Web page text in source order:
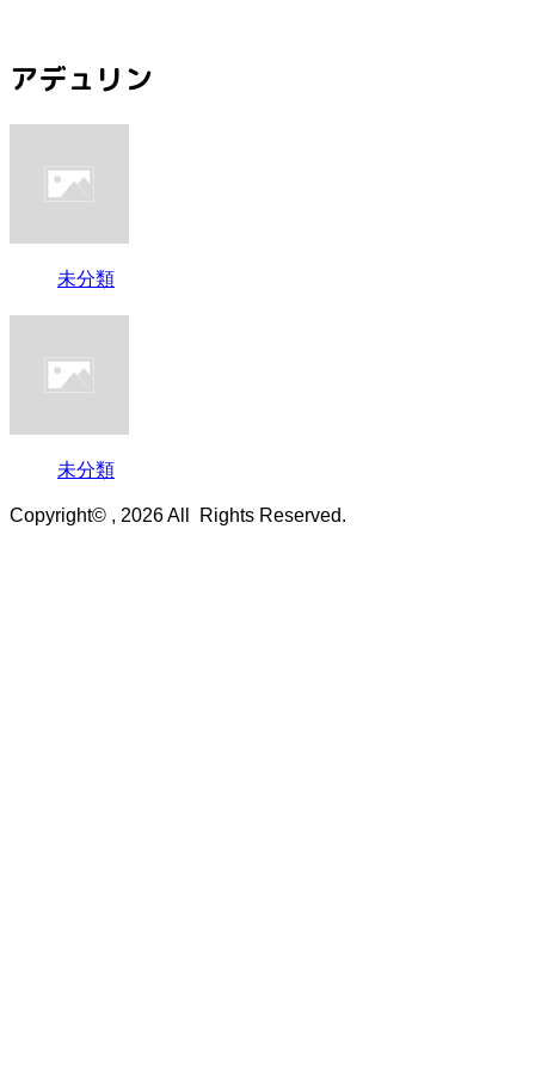
アデュリン
未分類
未分類
Copyright© , 2026 All Rights Reserved.